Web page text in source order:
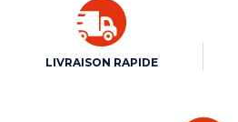
LIVRAISON RAPIDE